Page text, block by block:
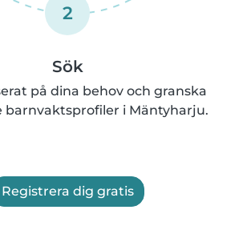
2
Sök
på dina behov och granska
barnvaktsprofiler i Mäntyharju.
Registrera dig gratis